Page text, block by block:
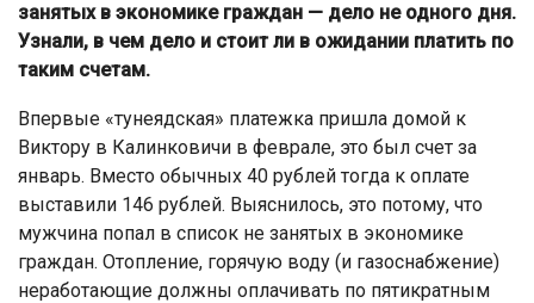
занятых в экономике граждан — дело не одного дня.
Узнали, в чем дело и стоит ли в ожидании платить по
таким счетам.
Впервые «тунеядская» платежка пришла домой к
Виктору в Калинковичи в феврале, это был счет за
январь. Вместо обычных 40 рублей тогда к оплате
выставили 146 рублей. Выяснилось, это потому, что
мужчина попал в список не занятых в экономике
граждан. Отопление, горячую воду (и газоснабжение)
неработающие должны оплачивать по пятикратным